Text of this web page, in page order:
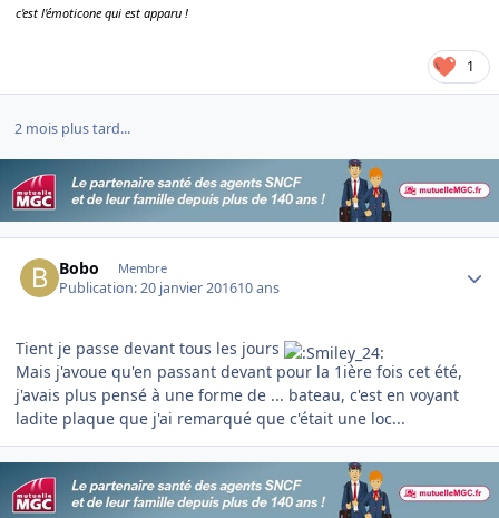
c'est l'émoticone qui est apparu !
1
2 mois plus tard...
Bobo Membre
Publication:20 janvier 201610 ans
Tient je passe devant tous les jours
Mais j'avoue qu'en passant devant pour la 1ière fois cet été,
j'avais plus pensé à une forme de ... bateau, c'est en voyant
ladite plaque que j'ai remarqué que c'était une loc...